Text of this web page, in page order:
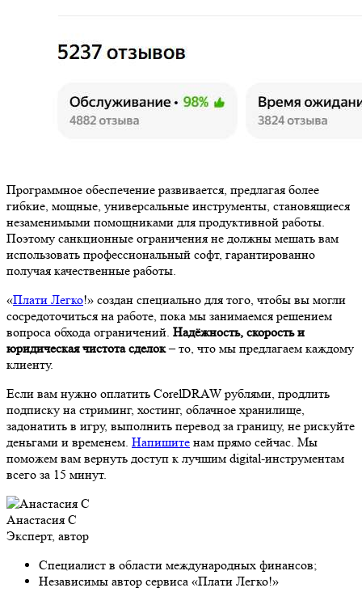
Программное обеспечение развивается, предлагая более
гибкие, мощные, универсальные инструменты, становящиеся
незаменимыми помощниками для продуктивной работы.
Поэтому санкционные ограничения не должны мешать вам
использовать профессиональный софт, гарантированно
получая качественные работы.
«Плати Легко!» создан специально для того, чтобы вы могли
сосредоточиться на работе, пока мы занимаемся решением
вопроса обхода ограничений. Надёжность, скорость и
юридическая чистота сделок– то, что мы предлагаем каждому
клиенту.
Если вам нужно оплатить CorelDRAW рублями, продлить
подписку на стриминг, хостинг, облачное хранилище,
задонатить в игру, выполнить перевод за границу, не рискуйте
деньгами и временем. Напишите нам прямо сейчас. Мы
поможем вам вернуть доступ к лучшим digital-инструментам
всего за 15 минут.
Анастасия С
Эксперт, автор
Специалист в области международных финансов;
Независимы автор сервиса «Плати Легко!»